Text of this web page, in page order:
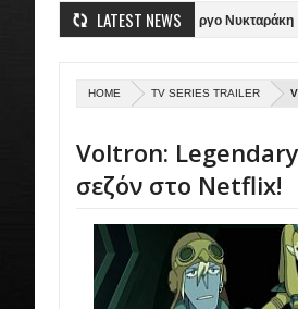
LATEST NEWS
της σεζόν από τον Γιώργο Νυκταράκη
HOME TV SERIES TRAILER
Voltron:
σεζόν στο Netflix!